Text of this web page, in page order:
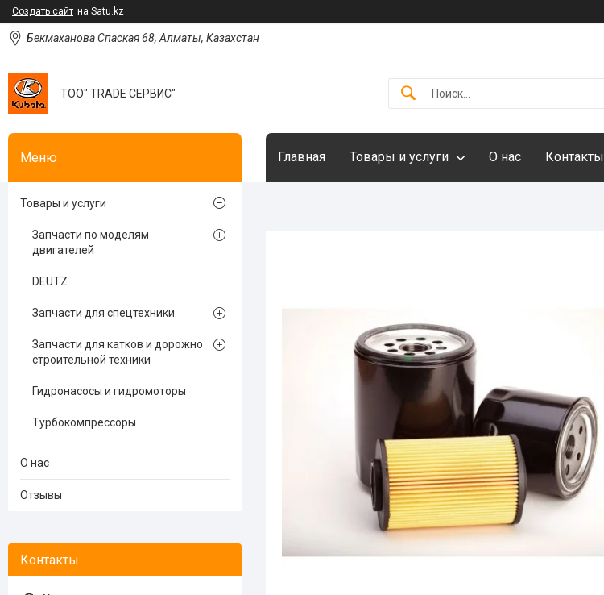
Создать сайт на Satu.kz
Бекмаханова Спаская 68, Алматы, Казахстан
ТОО" TRADE СЕРВИС"
Главная Товары и услуги О нас Контакты
Товары и услуги
Запчасти по моделям
двигателей
DEUTZ
Запчасти для спецтехники
Запчасти для катков и дорожно
строительной техники
Гидронасосы и гидромоторы
Турбокомпрессоры
О нас
Отзывы